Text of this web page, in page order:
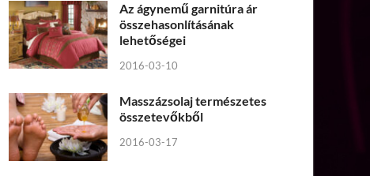
Az ágynemű garnitúra ár
összehasonlításának
lehetőségei
2016-03-10
Masszázsolaj természetes
összetevőkből
2016-03-17